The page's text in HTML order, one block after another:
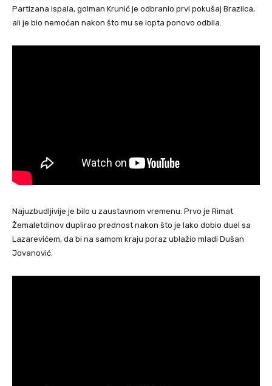
Partizana ispala, golman Krunić je odbranio prvi pokušaj Brazilca,
ali je bio nemoćan nakon što mu se lopta ponovo odbila.
Najuzbudljivije je bilo u zaustavnom vremenu. Prvo je Rimat
Žemaletdinov duplirao prednost nakon što je lako dobio duel sa
Lazarevićem, da bi na samom kraju poraz ublažio mladi Dušan
Jovanović.